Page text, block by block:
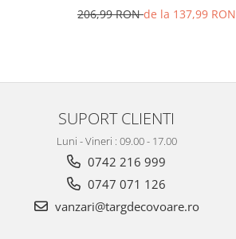
206,99 RONde la 137,99 RON
SUPORT CLIENTI
Luni - Vineri : 09.00 - 17.00
0742 216 999
0747 071 126
vanzari@targdecovoare.ro